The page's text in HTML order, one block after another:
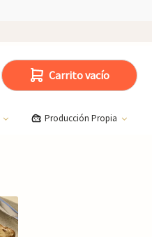
Carrito vacío
Producción Propia